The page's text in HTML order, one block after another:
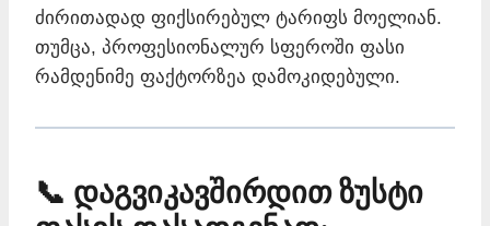
ძირითადად ფიქსირებულ ტარიფს მოელიან.
თუმცა, პროფესიონალურ სფეროში ფასი
რამდენიმე ფაქტორზეა დამოკიდებული.
📞 დაგვიკავშირდით ზუსტი